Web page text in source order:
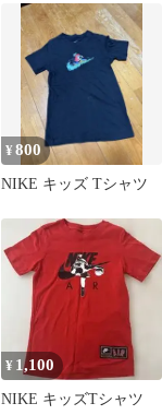
ソックス XL
¥800
NIKE キッズ Tシャツ
¥ 1,100
NIKE キッズTシャツ